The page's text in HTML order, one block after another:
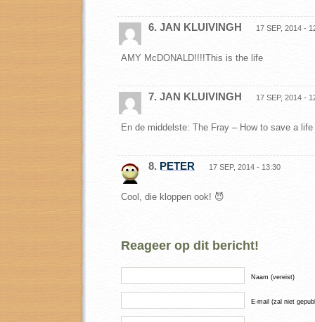
6. JAN KLUIVINGH 17 SEP, 2014 -
AMY McDONALD!!!!This is the life
7. JAN KLUIVINGH 17 SEP, 2014 -
En de middelste: The Fray – How to save a life
8. PETER 17 SEP, 2014 - 13:30
Cool, die kloppen ook! 😈
Reageer op dit bericht!
Naam (vereist)
E-mail (zal niet